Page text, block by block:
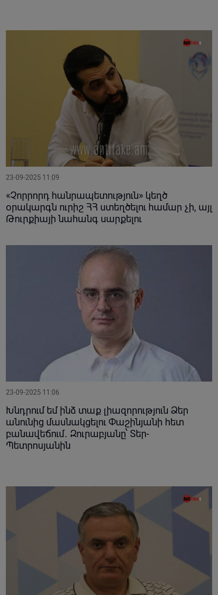
23-09-2025 11:09
«Չորրորդ հանրապետություն» կեղծ
օրակարգն ուրիշ ՀՀ ստեղծելու համար չի, այլ
Թուրքիայի նահանգ սարքելու
23-09-2025 11:06
Խնդրում եմ ինձ տաք լիազորություն Ձեր
անունից մասնակցելու Փաշինյանի հետ
բանավեճում․ Զուրաբյանը՝ Տեր-
Պետրոսյանին